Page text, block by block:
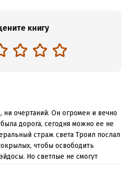
книгу
ни очертаний. Он огромен и вечно
дорога, сегодня можно ее не
страж света Троил послал
чтобы освободить
Но светлые не смогут
Эссиорху, Дафне и Корнелию